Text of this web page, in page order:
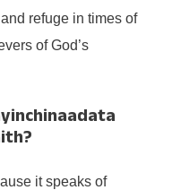
refuge in times of
of God’s
it speaks of